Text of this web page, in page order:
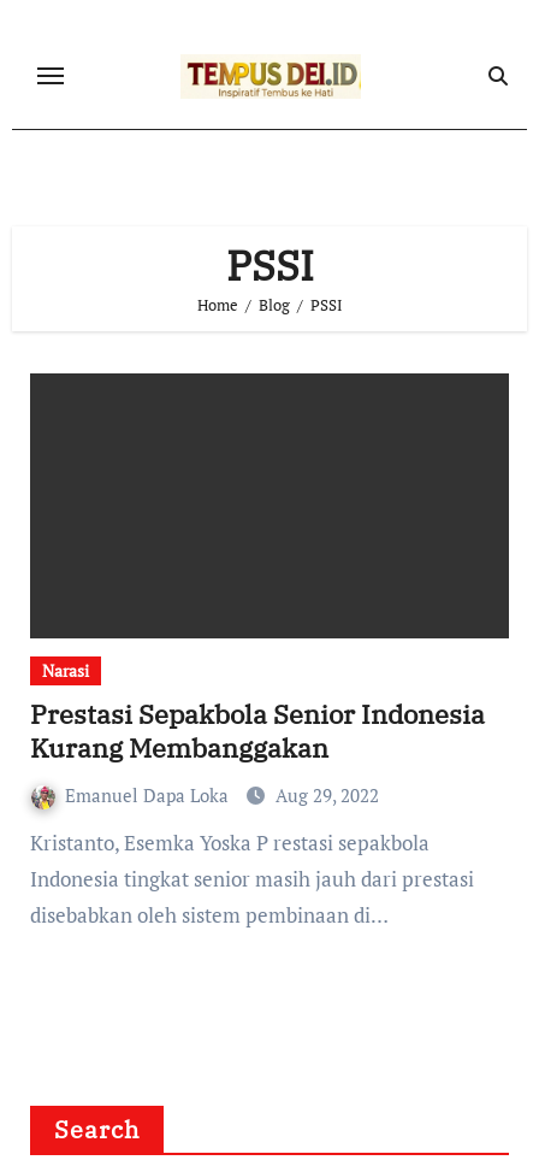
content
PSSI
Home Blog PSSI
Narasi
Prestasi Sepakbola Senior Indonesia
Kurang Membanggakan
Emanuel Dapa Loka Aug 29, 2022
Kristanto, Esemka Yoska P restasi sepakbola
Indonesia tingkat senior masih jauh dari prestasi
disebabkan oleh sistem pembinaan di…
Search